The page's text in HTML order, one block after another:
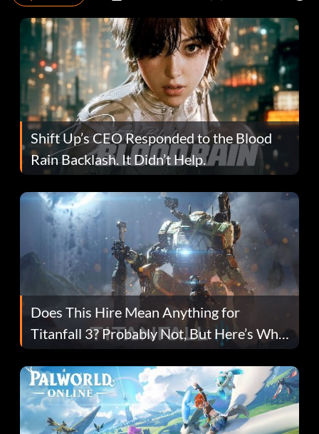
Shift Up’s CEO Responded to the Blood
Rain Backlash. It Didn’t Help.
Does This Hire Mean Anything for
Titanfall 3? Probably Not, But Here’s Why
Fans Are Hopeful